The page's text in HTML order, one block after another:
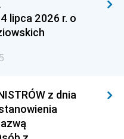
lipca 2026 r. o
z dnia